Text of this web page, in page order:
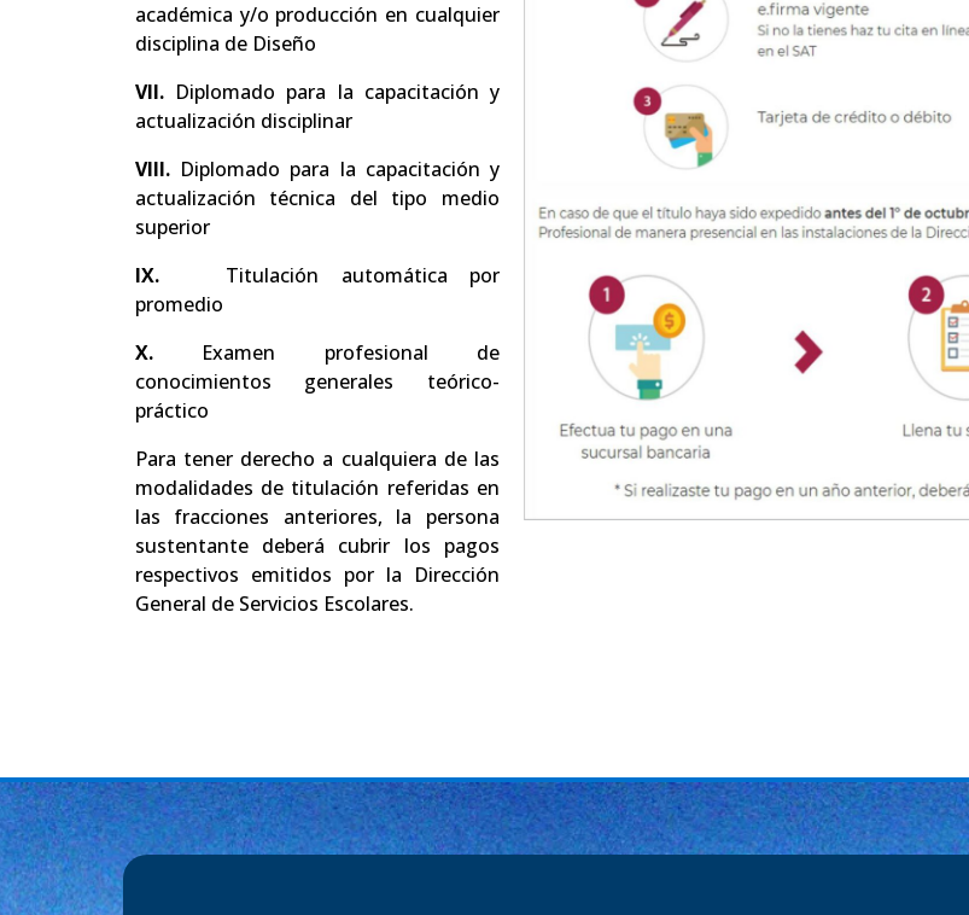
académica y/o producción en cualquier
disciplina de Diseño
VII. Diplomado para la capacitación y
actualización disciplinar
VIII. Diplomado para la capacitación y
actualización técnica del tipo medio
superior
IX. Titulación automática por
promedio
X. Examen profesional de
conocimientos generales teórico-
práctico
Para tener derecho a cualquiera de las
modalidades de titulación referidas en
las fracciones anteriores, la persona
sustentante deberá cubrir los pagos
respectivos emitidos por la Dirección
General de Servicios Escolares.